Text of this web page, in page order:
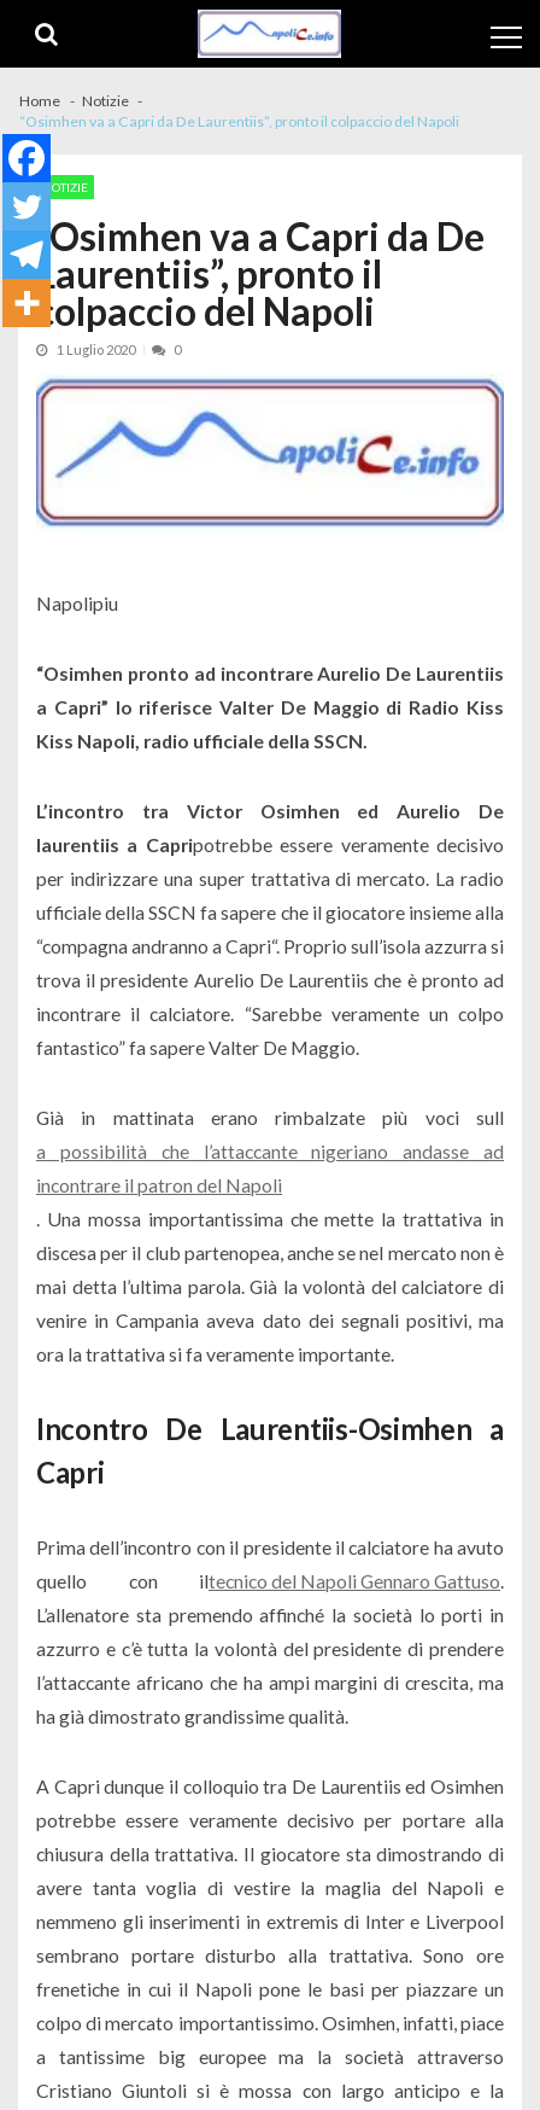
Home
Notizie
“Osimhen va a Capri da De Laurentiis”, pronto il colpaccio del Napoli
NOTIZIE
“Osimhen va a Capri da De
Laurentiis”, pronto il
colpaccio del Napoli
1 Luglio 2020 0
Napolipiu
“Osimhen pronto ad incontrare Aurelio De Laurentiis
a Capri” lo riferisce Valter De Maggio di Radio Kiss
Kiss Napoli, radio ufficiale della SSCN.
L’incontro tra Victor Osimhen ed Aurelio De
laurentiis a Capripotrebbe essere veramente decisivo
per indirizzare una super trattativa di mercato. La radio
ufficiale della SSCN fa sapere che il giocatore insieme alla
“compagna andranno a Capri“. Proprio sull’isola azzurra si
trova il presidente Aurelio De Laurentiis che è pronto ad
incontrare il calciatore. “Sarebbe veramente un colpo
fantastico” fa sapere Valter De Maggio.
Già in mattinata erano rimbalzate più voci sull
a possibilità che l’attaccante nigeriano andasse ad
incontrare il patron del Napoli
. Una mossa importantissima che mette la trattativa in
discesa per il club partenopea, anche se nel mercato non è
mai detta l’ultima parola. Già la volontà del calciatore di
venire in Campania aveva dato dei segnali positivi, ma
ora la trattativa si fa veramente importante.
Incontro De Laurentiis-Osimhen a
Capri
Prima dell’incontro con il presidente il calciatore ha avuto
quello con iltecnico del Napoli Gennaro Gattuso
L’allenatore sta premendo affinché la società lo porti in
azzurro e c’è tutta la volontà del presidente di prendere
l’attaccante africano che ha ampi margini di crescita, ma
ha già dimostrato grandissime qualità.
A Capri dunque il colloquio tra De Laurentiis ed Osimhen
potrebbe essere veramente decisivo per portare alla
chiusura della trattativa. Il giocatore sta dimostrando di
avere tanta voglia di vestire la maglia del Napoli e
nemmeno gli inserimenti in extremis di Inter e Liverpool
sembrano portare disturbo alla trattativa. Sono ore
frenetiche in cui il Napoli pone le basi per piazzare un
colpo di mercato importantissimo. Osimhen, infatti, piace
a tantissime big europee ma la società attraverso
Cristiano Giuntoli si è mossa con largo anticipo e la